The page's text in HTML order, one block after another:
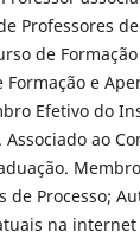
Professores
de
Formação e
Efetivo do
ao
de Processo;
na